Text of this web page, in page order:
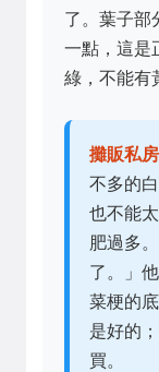
了。葉子部
一點，這是
綠，不能有
攤販私
不多的
也不能
肥過多
了。」
菜梗的
是好的
買。